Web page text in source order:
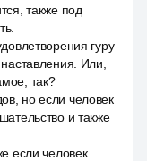
также под
гуру
Или,
так?
но если человек
и также
если человек